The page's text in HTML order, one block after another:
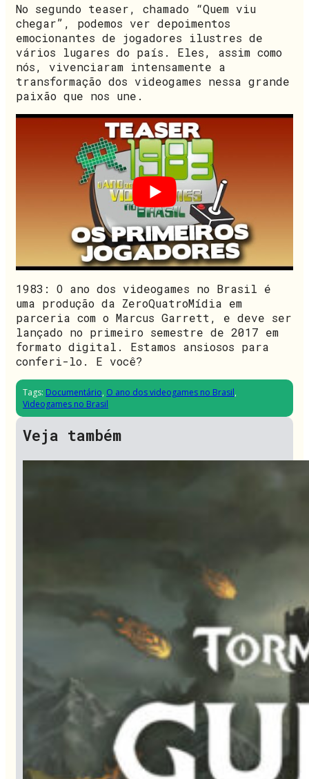
No segundo teaser, chamado “Quem viu
chegar”, podemos ver depoimentos
emocionantes de jogadores ilustres de
vários lugares do país. Eles, assim como
nós, vivenciaram intensamente a
transformação dos videogames nessa grande
paixão que nos une.
1983: O ano dos videogames no Brasil é
uma produção da ZeroQuatroMídia em
parceria com o Marcus Garrett, e deve ser
lançado no primeiro semestre de 2017 em
formato digital. Estamos ansiosos para
conferi-lo. E você?
Tags: Documentário, O ano dos videogames no Brasil,
Videogames no Brasil
Veja também